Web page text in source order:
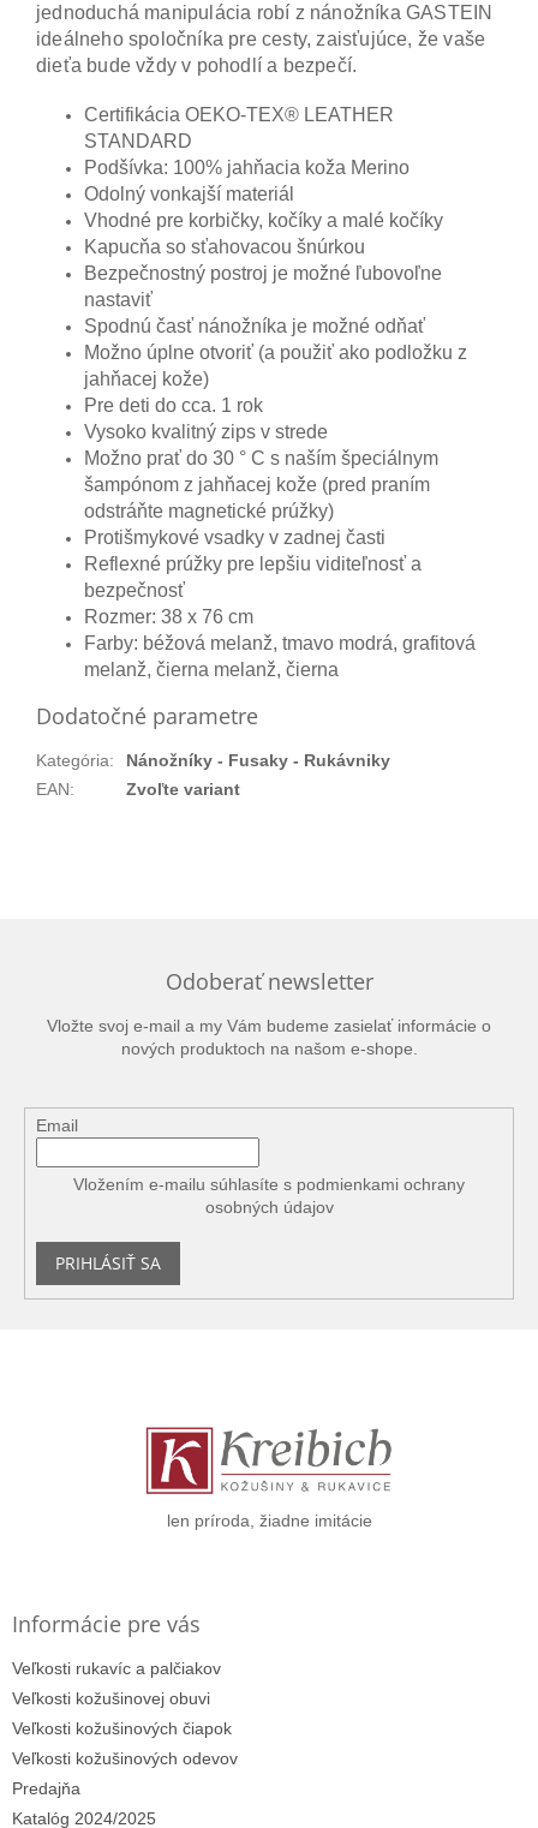
jednoduchá manipulácia robí z nánožníka GASTEIN
ideálneho spoločníka pre cesty, zaisťujúce, že vaše
dieťa bude vždy v pohodlí a bezpečí.
Certifikácia OEKO-TEX® LEATHER
STANDARD
Podšívka: 100% jahňacia koža Merino
Odolný vonkajší materiál
Vhodné pre korbičky, kočíky a malé kočíky
Kapucňa so sťahovacou šnúrkou
Bezpečnostný postroj je možné ľubovoľne
nastaviť
Spodnú časť nánožníka je možné odňať
Možno úplne otvoriť (a použiť ako podložku z
jahňacej kože)
Pre deti do cca. 1 rok
Vysoko kvalitný zips v strede
Možno prať do 30 ° C s naším špeciálnym
šampónom z jahňacej kože (pred praním
odstráňte magnetické prúžky)
Protišmykové vsadky v zadnej časti
Reflexné prúžky pre lepšiu viditeľnosť a
bezpečnosť
Rozmer: 38 x 76 cm
Farby: béžová melanž, tmavo modrá, grafitová
melanž, čierna melanž, čierna
Dodatočné parametre
Kategória:
Nánožníky - Fusaky - Rukávniky
EAN: Zvoľte variant
Odoberať newsletter
Vložte svoj e-mail a my Vám budeme zasielať informácie o
nových produktoch na našom e-shope.
Email
Vložením e-mailu súhlasíte s podmienkami ochrany
osobných údajov
PRIHLÁSIŤ SA
len príroda, žiadne imitácie
Informácie pre vás
Veľkosti rukavíc a palčiakov
Veľkosti kožušinovej obuvi
Veľkosti kožušinových čiapok
Veľkosti kožušinových odevov
Predajňa
Katalóg 2024/2025